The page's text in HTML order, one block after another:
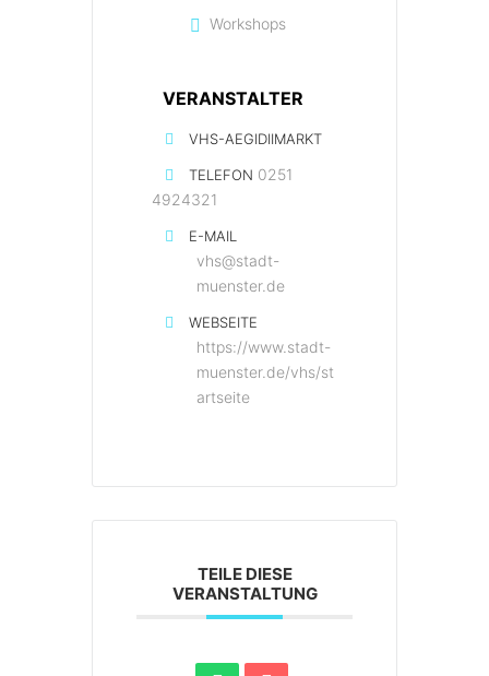
Workshops
VERANSTALTER
VHS-AEGIDIIMARKT
TELEFON 0251
4924321
E-MAIL
vhs@stadt-
muenster.de
WEBSEITE
https://www.stadt-
muenster.de/vhs/st
artseite
TEILE DIESE
VERANSTALTUNG